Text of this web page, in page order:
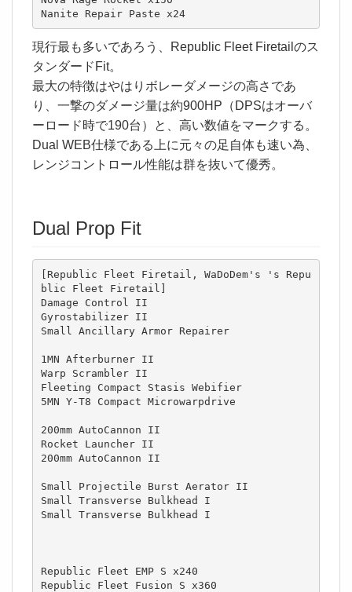
Nanite Repair Paste x24
現行最も多いであろう、Republic Fleet Firetailのス
タンダードFit。
最大の特徴はやはりボレーダメージの高さであ
り、一撃のダメージ量は約900HP（DPSはオーバ
ーロード時で190台）と、高い数値をマークする。
Dual WEB仕様である上に元々の足自体も速い為、
レンジコントロール性能は群を抜いて優秀。
Dual Prop Fit
[Republic Fleet Firetail, WaDoDem's 's Repu
blic Fleet Firetail]
Damage Control II
Gyrostabilizer II
Small Ancillary Armor Repairer
1MN Afterburner II
Warp Scrambler II
Fleeting Compact Stasis Webifier
5MN Y-T8 Compact Microwarpdrive
200mm AutoCannon II
Rocket Launcher II
200mm AutoCannon II
Small Projectile Burst Aerator II
Small Transverse Bulkhead I
Small Transverse Bulkhead I
Republic Fleet EMP S x240
Republic Fleet Fusion S x360